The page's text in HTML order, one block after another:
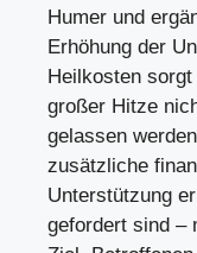
Humer und
Erhöhung der
Heilkosten
großer Hitze
gelassen
zusätzliche
Unterstützung
gefordert sind –